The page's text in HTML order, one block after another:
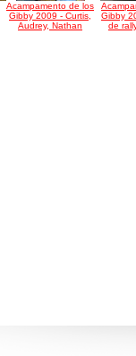
Acampamento de los
Gibby 2009 - Curtis,
Audrey, Nathan
Gibby
de